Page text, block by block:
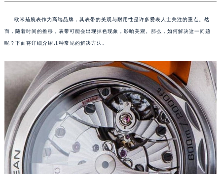
欧米茄腕表作为高端品牌，其表带的美观与耐用性是许多爱表人士关注的重点。然
而，随着时间的推移，表带可能会出现掉色现象，影响美观。那么，如何解决这一问题
呢？下面将详细介绍几种常见的解决方法。